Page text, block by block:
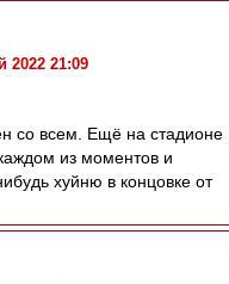
2022 21:09
со всем. Ещё на стадионе
из моментов и
хуйню в концовке от